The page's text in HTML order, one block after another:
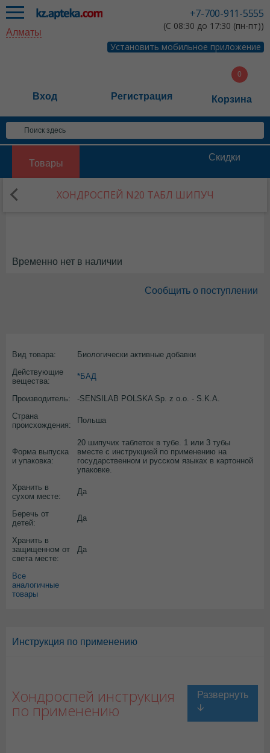
+7-700-911-5555
(С 08:30 до 17:30 (пн-пт))
Установить мобильное приложение
Алматы
Вход Регистрация Корзина
Товары
Скидки
ХОНДРОСПЕЙ N20 ТАБЛ ШИПУЧ
Временно нет в наличии
Сообщить о поступлении
Вид товара:
Биологически активные добавки
Действующие
вещества:
*БАД
Производитель:
-SENSILAB POLSKA Sp. z o.o. - S.K.A.
Страна
происхождения:
Польша
Форма выпуска
и упаковка:
20 шипучих таблеток в тубе. 1 или 3 тубы
вместе с инструкцией по применению на
государственном и русском языках в картонной
упаковке.
Хранить в
сухом месте:
Да
Беречь от
детей:
Да
Хранить в
защищенном от
света месте:
Да
Все
аналогичные
товары
Инструкция по применению
Хондроспей инструкция
по применению